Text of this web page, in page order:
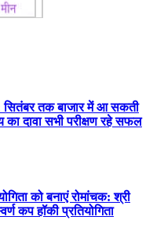
सितंबर तक बाजार में आ सकती
का दावा सभी परीक्षण रहे सफल
को बनाएं रोमांचक: श्री
कप हॉकी प्रतियोगिता